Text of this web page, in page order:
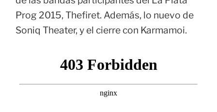
Prog 2015, Thefiret. Además, lo nuevo de
Soniq Theater, y el cierre con Karmamoi.